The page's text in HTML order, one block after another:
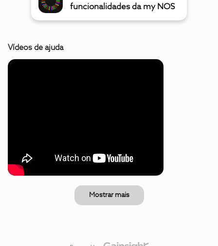
funcionalidades da my NOS
Vídeos de ajuda
Mostrar mais